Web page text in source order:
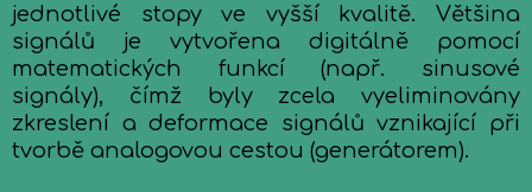
jednotlivé stopy ve vyšší kvalitě. Většina
signálů je vytvořena digitálně pomocí
matematických funkcí (např. sinusové
signály), čímž byly zcela vyeliminovány
zkreslení a deformace signálů vznikající při
tvorbě analogovou cestou (generátorem).